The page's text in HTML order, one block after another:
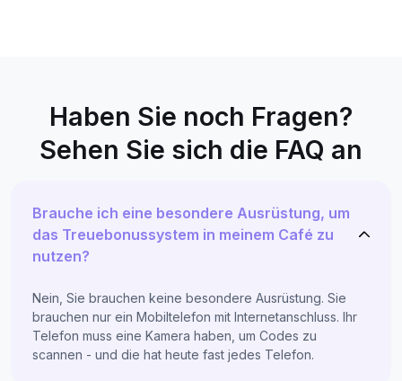
Haben Sie noch Fragen?
Sehen Sie sich die FAQ an
Brauche ich eine besondere Ausrüstung, um
das Treuebonussystem in meinem Café zu
nutzen?
Nein, Sie brauchen keine besondere Ausrüstung. Sie
brauchen nur ein Mobiltelefon mit Internetanschluss. Ihr
Telefon muss eine Kamera haben, um Codes zu
scannen - und die hat heute fast jedes Telefon.